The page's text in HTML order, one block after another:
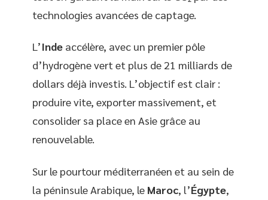
technologies avancées de captage.
L’Inde accélère, avec un premier pôle
d’hydrogène vert et plus de 21 milliards de
dollars déjà investis. L’objectif est clair :
produire vite, exporter massivement, et
consolider sa place en Asie grâce au
renouvelable.
Sur le pourtour méditerranéen et au sein de
la péninsule Arabique, le Maroc, l’Égypte,